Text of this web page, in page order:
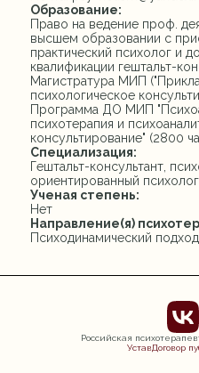
Образование:
Право на ведение проф.
высшем образовании с
практический психолог и
квалификации гештальт-
Магистратура МИП
психологическое
Программа ДО МИП
психотерапия и
консультирование" (2800
Специализация:
Гештальт-консультант,
ориентированный психолог.
Ученая степень:
Нет
Направление(я)
Психодинамический подход
Российская
УставДоговор